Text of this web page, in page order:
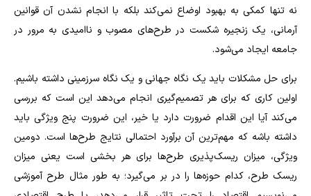
نه تنها کمکی به بهبود اوضاع نمی‌کند بلکه با انجام نشدن آن قوانین
آرمانی، یک زنجیره شکست در طرح‌های مصوب و ناامیدی به مرور در
جامعه ایجاد می‌شود.
برای حل مشکلات باید یک نگاه جهانی و یک نگاه سرزمینی داشته باشیم.
اولین کاری که برای هر تصمیم‌گیری انجام می‌دهد این است که بررسی
می‌کند آیا این اقدام ضرورت دارد یا خیر، این ضرورت پنج ویژگی باید
داشته باشه که مهم‌ترین آن برآورد احتمالی نتایج طرح‌ها است. دومین
ویژگی، میزان ریسک‌پذیری طرح‌ها برای هر بخشی است یعنی میزان
ریسک طرح، کدام حوزه‌ها را در بر می‌گیرد؛ به طور مثال طرح آموزشی